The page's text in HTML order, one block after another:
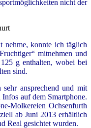
nicht der
nehme, konnte ich täglich
mitnehmen und
g enthalten, wobei bei
sind.
ansprechend und mit
auf dem Smartphone.
Molkereien Ochsenfurth
ab Juni 2013 erhältlich
Real gesichtet wurden.